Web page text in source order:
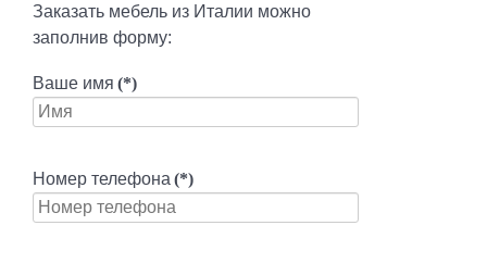
Заказать мебель из Италии можно
заполнив форму:
Ваше имя (*)
Номер телефона (*)